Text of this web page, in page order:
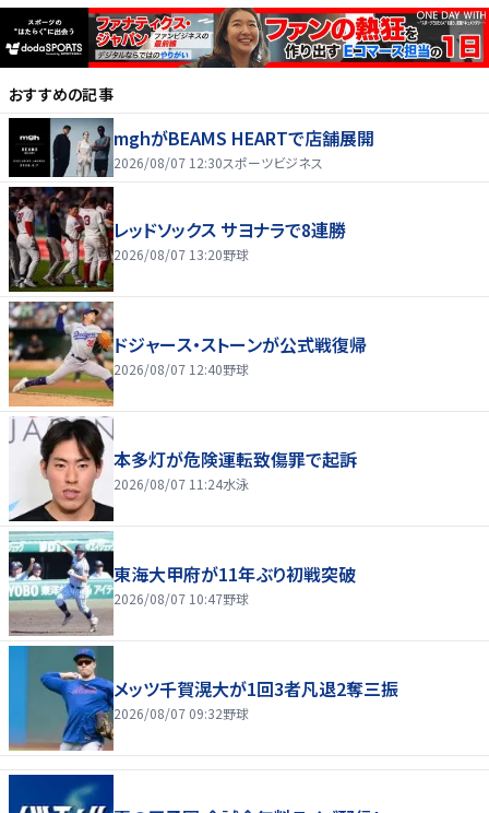
おすすめの記事
mghがBEAMS HEARTで店舗展開
2026/08/07 12:30スポーツビジネス
レッドソックス サヨナラで8連勝
2026/08/07 13:20野球
ドジャース・ストーンが公式戦復帰
2026/08/07 12:40野球
本多灯が危険運転致傷罪で起訴
2026/08/07 11:24水泳
東海大甲府が11年ぶり初戦突破
2026/08/07 10:47野球
メッツ千賀滉大が1回3者凡退2奪三振
2026/08/07 09:32野球